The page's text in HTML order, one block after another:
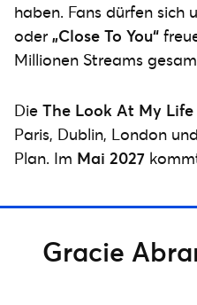
haben. Fans dürfen sich
oder „Close To You“
Millionen Streams
Die The Look At My Life
Paris, Dublin, London
Plan. Im Mai 2027
Gracie